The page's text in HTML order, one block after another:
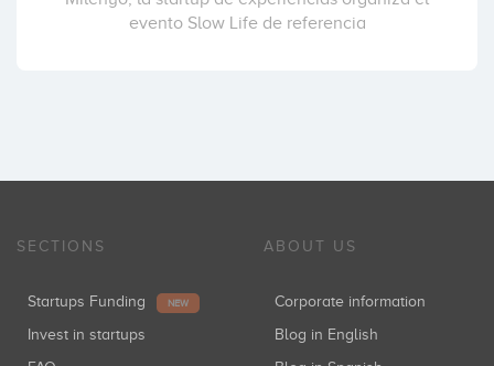
evento Slow Life de referencia
SECTIONS
Startups Funding NEW
Invest in startups
ABOUT US
Corporate information
Blog in English